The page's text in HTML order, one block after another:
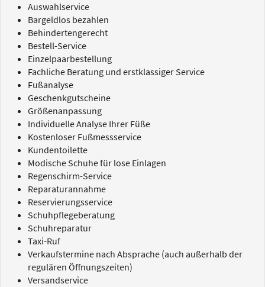
Auswahlservice
Bargeldlos bezahlen
Behindertengerecht
Bestell-Service
Einzelpaarbestellung
Fachliche Beratung und erstklassiger Service
Fußanalyse
Geschenkgutscheine
Größenanpassung
Individuelle Analyse Ihrer Füße
Kostenloser Fußmessservice
Kundentoilette
Modische Schuhe für lose Einlagen
Regenschirm-Service
Reparaturannahme
Reservierungsservice
Schuhpflegeberatung
Schuhreparatur
Taxi-Ruf
Verkaufstermine nach Absprache (auch außerhalb der
regulären Öffnungszeiten)
Versandservice